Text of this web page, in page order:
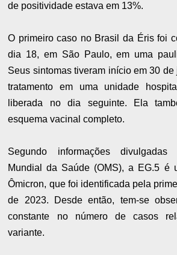
de positividade estava em 13%.
O primeiro caso no Brasil da Éris foi
dia 18, em São Paulo, em uma
Seus sintomas tiveram início em 30
tratamento em uma unidade
liberada no dia seguinte. Ela
esquema vacinal completo.
Segundo informações divulgadas
Mundial da Saúde (OMS), a EG.5 é
Ômicron, que foi identificada pela
de 2023. Desde então, tem-se
constante no número de casos
variante.